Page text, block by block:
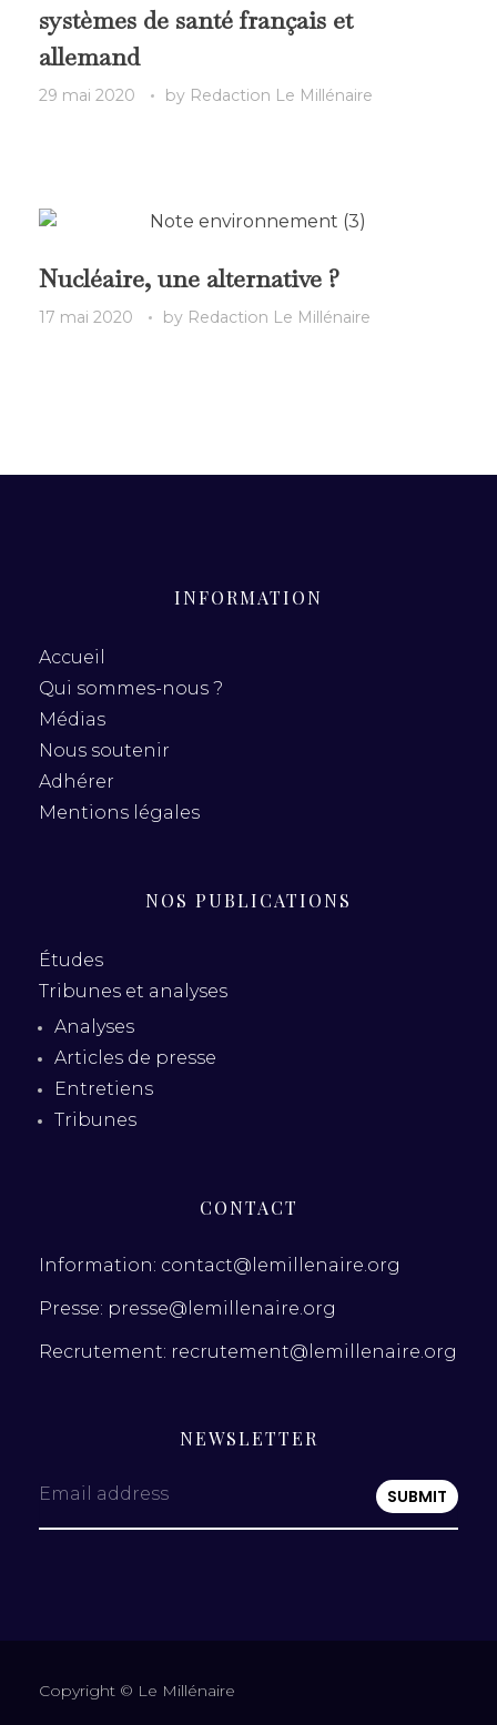
systèmes de santé français et
allemand
29 mai 2020 by Redaction Le Millénaire
Nucléaire, une alternative ?
17 mai 2020 by Redaction Le Millénaire
INFORMATION
Accueil
Qui sommes-nous ?
Médias
Nous soutenir
Adhérer
Mentions légales
NOS PUBLICATIONS
Études
Tribunes et analyses
Analyses
Articles de presse
Entretiens
Tribunes
CONTACT
Information: contact@lemillenaire.org
Presse: presse@lemillenaire.org
Recrutement: recrutement@lemillenaire.org
NEWSLETTER
Email address
Copyright © Le Millénaire